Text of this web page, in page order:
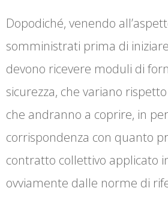
Dopodiché, venendo
somministrati prima di
devono ricevere moduli di
sicurezza, che variano
che andranno a coprire, in
corrispondenza con quanto
contratto collettivo applicato
ovviamente dalle norme di